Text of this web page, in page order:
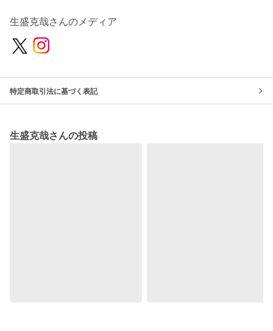
生盛克哉さんのメディア
特定商取引法に基づく表記
生盛克哉さんの投稿